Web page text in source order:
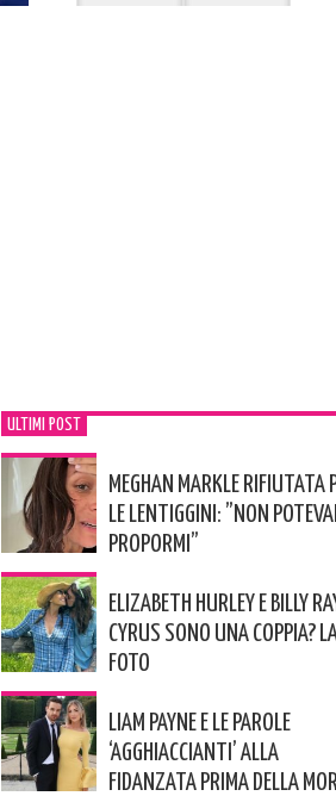
ULTIMI POST
MEGHAN MARKLE RIFIUTATA
LE LENTIGGINI: ”NON
PROPORMI”
ELIZABETH HURLEY E BILLY
CYRUS SONO UNA COPPIA?
FOTO
LIAM PAYNE E LE PAROLE
‘AGGHIACCIANTI’ ALLA
FIDANZATA PRIMA DELLA